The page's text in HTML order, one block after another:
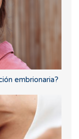
embrionaria?